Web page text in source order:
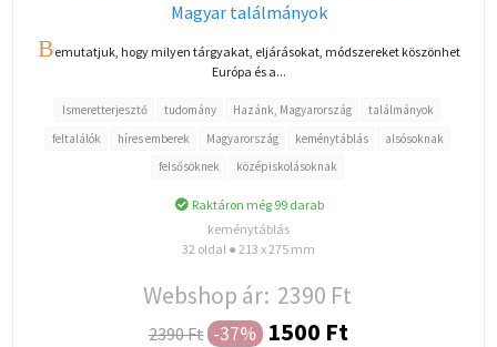
Magyar találmányok
Bemutatjuk, hogy milyen tárgyakat, eljárásokat, módszereket köszönhet
Európa és a...
Ismeretterjesztő tudomány Hazánk, Magyarország
találmányok
feltalálók
híres emberek Magyarország keménytáblás
alsósoknak
felsősöknek
középiskolásoknak
Raktáron még 99 darab
keménytáblás
32 oldal ● 213 x 275 mm
Webshop ár: 2390 Ft
2390 Ft -37% 1500 Ft